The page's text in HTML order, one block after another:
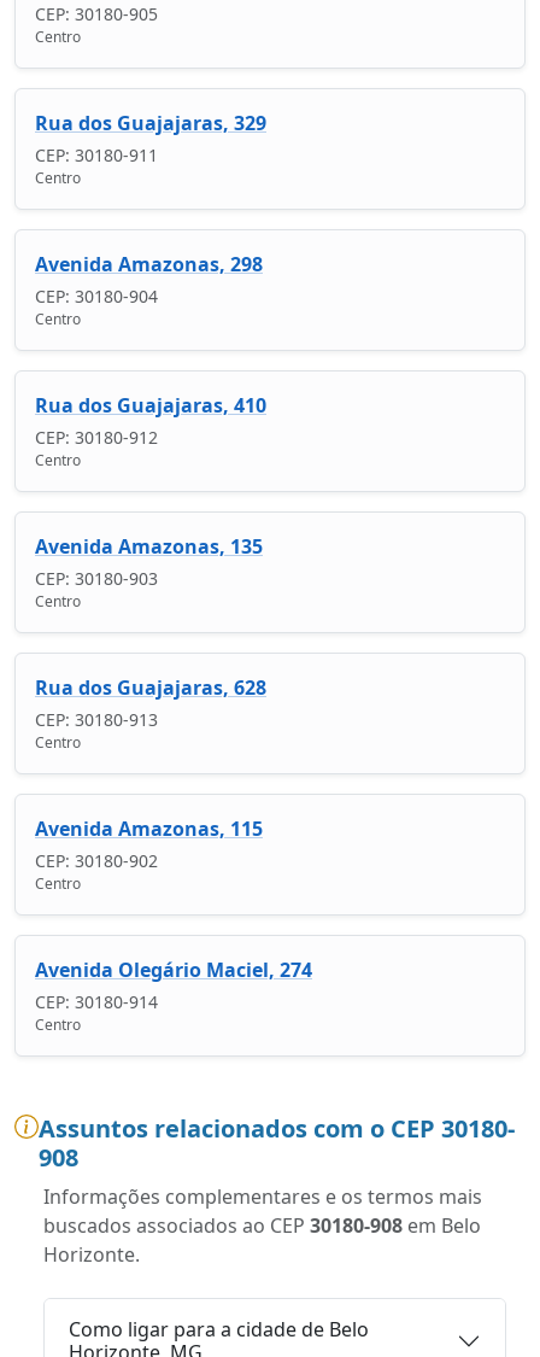
CEP: 30180-905
Centro
Rua dos Guajajaras, 329
CEP: 30180-911
Centro
Avenida Amazonas, 298
CEP: 30180-904
Centro
Rua dos Guajajaras, 410
CEP: 30180-912
Centro
Avenida Amazonas, 135
CEP: 30180-903
Centro
Rua dos Guajajaras, 628
CEP: 30180-913
Centro
Avenida Amazonas, 115
CEP: 30180-902
Centro
Avenida Olegário Maciel, 274
CEP: 30180-914
Centro
Assuntos relacionados com o CEP 30180-
908
Informações complementares e os termos mais
buscados associados ao CEP 30180-908 em Belo
Horizonte.
Como ligar para a cidade de Belo